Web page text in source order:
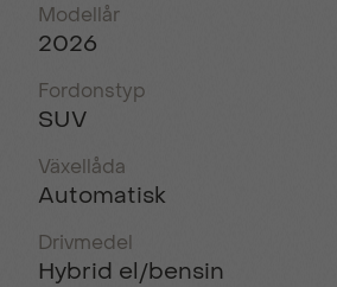
Modellår
2026
Fordonstyp
SUV
Växellåda
Automatisk
Drivmedel
Hybrid el/bensin